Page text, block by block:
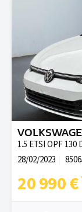
1.5 ETSI OPF 130
28/02/2023
20 990 €